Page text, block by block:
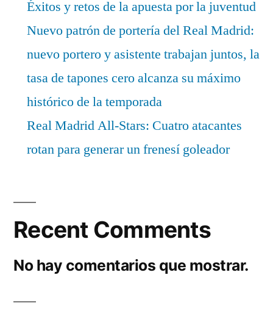
Éxitos y retos de la apuesta por la juventud
Nuevo patrón de portería del Real Madrid:
nuevo portero y asistente trabajan juntos, la
tasa de tapones cero alcanza su máximo
histórico de la temporada
Real Madrid All-Stars: Cuatro atacantes
rotan para generar un frenesí goleador
Recent Comments
No hay comentarios que mostrar.